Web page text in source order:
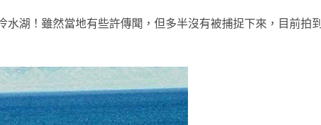
湖！雖然當地有些許傳聞，但多半沒有被捕捉下來，目前拍到